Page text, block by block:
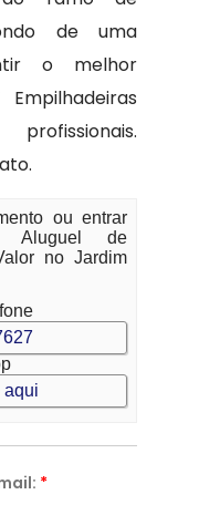
de uma
o melhor
ou entrar
Aluguel de
no Jardim
*